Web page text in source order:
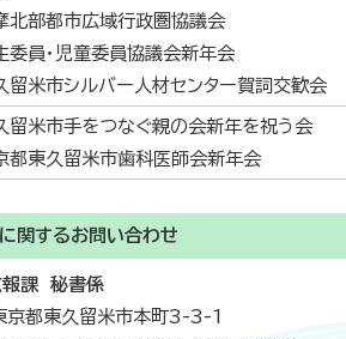
北部都市広域行政圏協議会
委員・児童委員協議会新年会
留米市シルバー人材センター賀詞交歓会
留米市手をつなぐ親の会新年を祝う会
都東久留米市歯科医師会新年会
関するお問い合わせ
課 秘書係
東久留米市本町3-3-1